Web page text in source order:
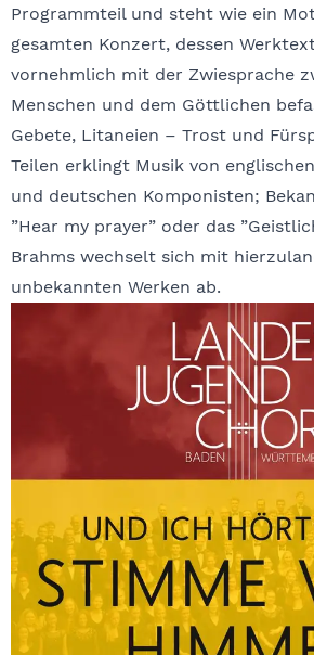
Programmteil und steht wie ein
gesamten Konzert, dessen
vornehmlich mit der Zwiesprache
Menschen und dem Göttlichen
Gebete, Litaneien – Trost und
Teilen erklingt Musik von
und deutschen Komponisten;
”Hear my prayer” oder das
Brahms wechselt sich mit
unbekannten Werken ab.